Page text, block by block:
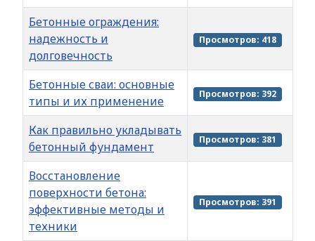
Бетонные ограждения:
надежность и
долговечность
Просмотров: 418
Бетонные сваи: основные
типы и их применение
Просмотров: 392
Как правильно укладывать
бетонный фундамент
Просмотров: 381
Восстановление
поверхности бетона:
эффективные методы и
техники
Просмотров: 391